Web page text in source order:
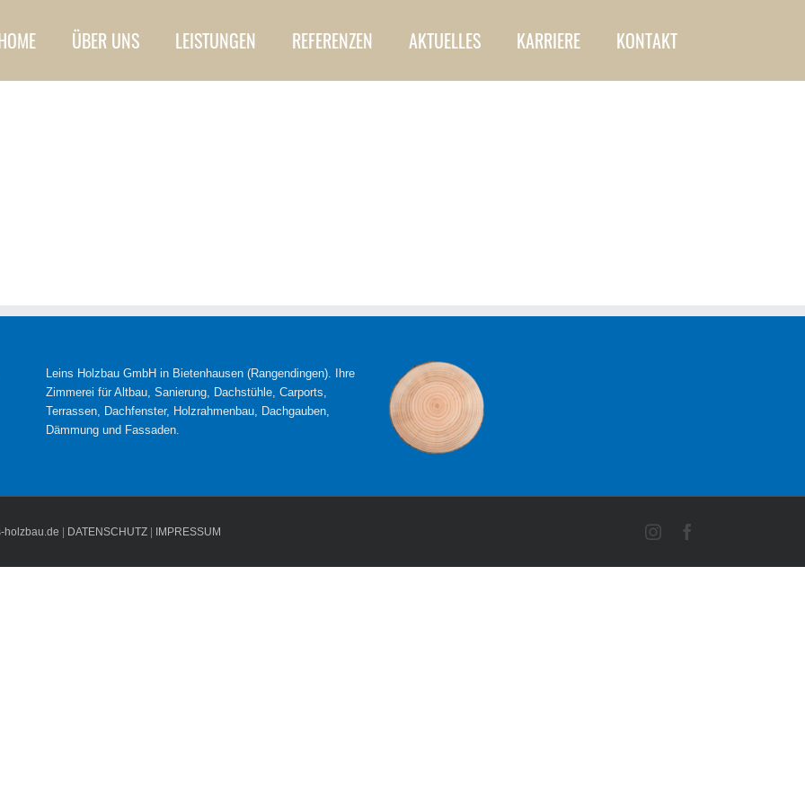
ÜBER UNS LEISTUNGEN REFERENZEN AKTUELLES KARRIERE KONTAKT
Leins Holzbau GmbH in Bietenhausen (Rangendingen). Ihre
Zimmerei für Altbau, Sanierung, Dachstühle, Carports,
Terrassen, Dachfenster, Holzrahmenbau, Dachgauben,
Dämmung und Fassaden.
holzbau.de DATENSCHUTZ IMPRESSUM Instagram